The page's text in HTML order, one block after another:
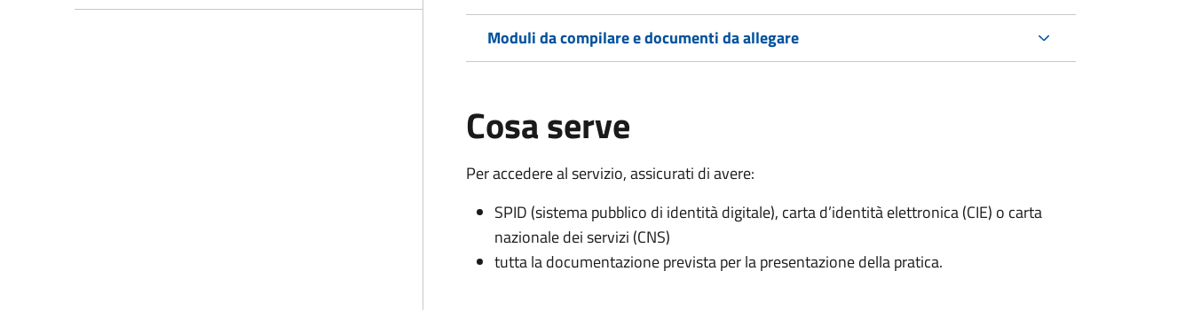
Moduli da compilare e documenti da allegare
Cosa serve
Per accedere al servizio, assicurati di avere:
SPID (sistema pubblico di identità digitale), carta d’identità elettronica (CIE) o carta
nazionale dei servizi (CNS)
tutta la documentazione prevista per la presentazione della pratica.